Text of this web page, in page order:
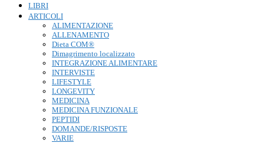
LIBRI
ARTICOLI
ALIMENTAZIONE
ALLENAMENTO
Dieta COM®
Dimagrimento localizzato
INTEGRAZIONE ALIMENTARE
INTERVISTE
LIFESTYLE
LONGEVITY
MEDICINA
MEDICINA FUNZIONALE
PEPTIDI
DOMANDE/RISPOSTE
VARIE